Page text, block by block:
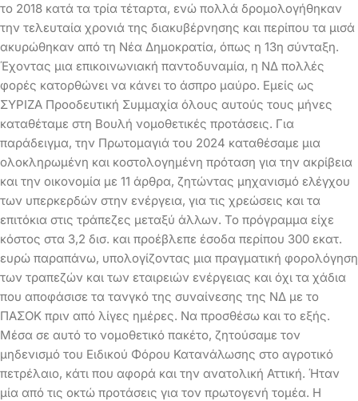
το 2018 κατά τα τρία τέταρτα, ενώ πολλά δρομολογήθηκαν
την τελευταία χρονιά της διακυβέρνησης και περίπου τα μισά
ακυρώθηκαν από τη Νέα Δημοκρατία, όπως η 13η σύνταξη.
Έχοντας μια επικοινωνιακή παντοδυναμία, η ΝΔ πολλές
φορές κατορθώνει να κάνει το άσπρο μαύρο. Εμείς ως
ΣΥΡΙΖΑ Προοδευτική Συμμαχία όλους αυτούς τους μήνες
καταθέταμε στη Βουλή νομοθετικές προτάσεις. Για
παράδειγμα, την Πρωτομαγιά του 2024 καταθέσαμε μια
ολοκληρωμένη και κοστολογημένη πρόταση για την ακρίβεια
και την οικονομία με 11 άρθρα, ζητώντας μηχανισμό ελέγχου
των υπερκερδών στην ενέργεια, για τις χρεώσεις και τα
επιτόκια στις τράπεζες μεταξύ άλλων. Το πρόγραμμα είχε
κόστος στα 3,2 δισ. και προέβλεπε έσοδα περίπου 300 εκατ.
ευρώ παραπάνω, υπολογίζοντας μια πραγματική φορολόγηση
των τραπεζών και των εταιρειών ενέργειας και όχι τα χάδια
που αποφάσισε τα τανγκό της συναίνεσης της ΝΔ με το
ΠΑΣΟΚ πριν από λίγες ημέρες. Να προσθέσω και το εξής.
Μέσα σε αυτό το νομοθετικό πακέτο, ζητούσαμε τον
μηδενισμό του Ειδικού Φόρου Κατανάλωσης στο αγροτικό
πετρέλαιο, κάτι που αφορά και την ανατολική Αττική. Ήταν
μία από τις οκτώ προτάσεις για τον πρωτογενή τομέα. Η